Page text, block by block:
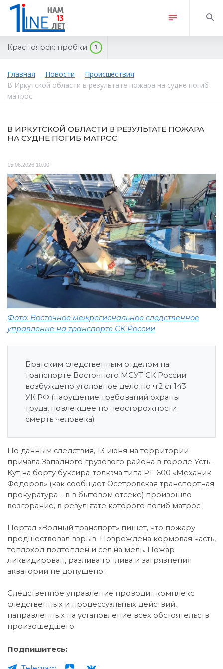
Красноярск: пробки 1
Главная Новости
Происшествия
В Иркутской области в результате пожара на судне погиб
матрос
В ИРКУТСКОЙ ОБЛАСТИ В РЕЗУЛЬТАТЕ ПОЖАРА
НА СУДНЕ ПОГИБ МАТРОС
15.06.2026 10:00
Фото: Восточное межрегиональное следственное
управление на транспорте СК России
Братским следственным отделом на
транспорте Восточного МСУТ СК России
возбуждено уголовное дело по ч.2 ст.143
УК РФ (нарушение требований охраны
труда, повлекшее по неосторожности
смерть человека).
По данным следствия, 13 июня на территории
причала Западного грузового района в городе Усть-
Кут на борту буксира-толкача типа РТ-600 «Механик
Фёдоров» (как сообщает Осетровская транспортная
прокуратура – в в бытовом отсеке) произошло
возгорание, в результате которого погиб матрос.
Портал «Водный транспорт» пишет, что пожару
предшествовал взрыв. Повреждена кормовая часть,
теплоход подтоплен и сел на мель. Пожар
ликвидирован, разлива топлива и загрязнения
акватории не допущено.
Следственное управление проводит комплекс
следственных и процессуальных действий,
направленных на установление всех обстоятельств
произошедшего.
Подпишитесь: